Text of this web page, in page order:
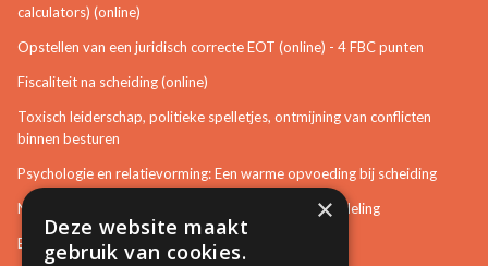
calculators) (online)
Opstellen van een juridisch correcte EOT (online) - 4 FBC punten
Fiscaliteit na scheiding (online)
Toxisch leiderschap, politieke spelletjes, ontmijning van conflicten
binnen besturen
Psychologie en relatievorming: Een warme opvoeding bij scheiding
Neurotisch of afwijkend gedrag herkennen in bemiddeling
Bemiddeling in bouwzaken
×
Deze website maakt
gebruik van cookies.